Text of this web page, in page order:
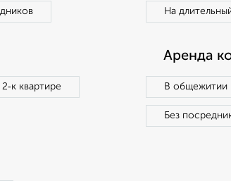
На
2‑к квартире
Аренда
В общежитии
Без